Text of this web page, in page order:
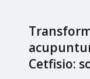
Cetfisio: